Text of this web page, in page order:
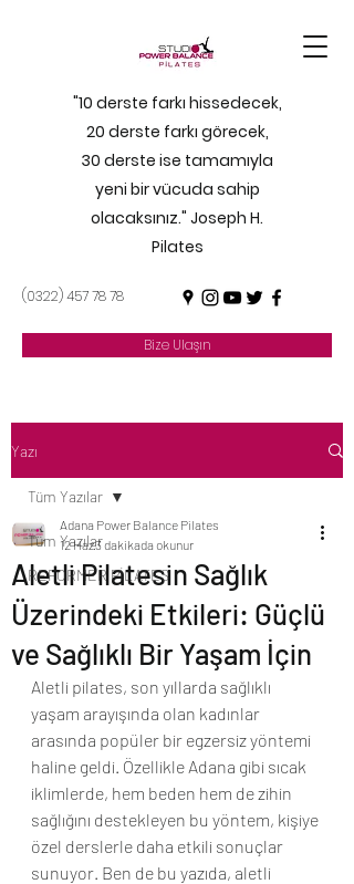
"10 derste farkı hissedecek,
20 derste farkı görecek,
30 derste ise tamamıyla
yeni bir vücuda sahip
olacaksınız." Joseph H.
Pilates
(0322) 457 78 78
Bize Ulaşın
Yazı
Tüm Yazılar
REFORMER PİLATES
Tüm Yazılar
Aletli Pilatesin Sağlık
Üzerindeki Etkileri: Güçlü
ve Sağlıklı Bir Yaşam İçin
Adana Power Balance Pilates
12 Haz3 dakikada okunur
Aletli pilates, son yıllarda sağlıklı
yaşam arayışında olan kadınlar
arasında popüler bir egzersiz yöntemi
haline geldi. Özellikle Adana gibi sıcak
iklimlerde, hem beden hem de zihin
sağlığını destekleyen bu yöntem, kişiye
özel derslerle daha etkili sonuçlar
sunuyor. Ben de bu yazıda, aletli